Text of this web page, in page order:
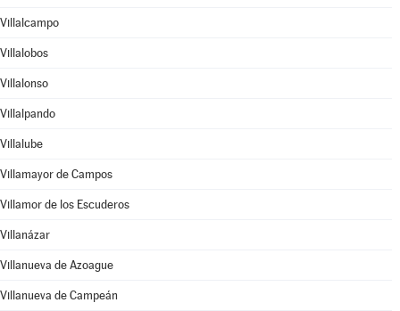
Villalcampo
Villalobos
Villalonso
Villalpando
Villalube
Villamayor de Campos
Villamor de los Escuderos
Villanázar
Villanueva de Azoague
Villanueva de Campeán